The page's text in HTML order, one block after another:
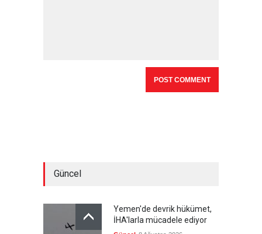
Güncel
Yemen'de devrik hükümet,
İHA'larla mücadele ediyor